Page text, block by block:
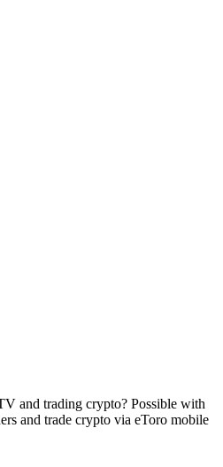
and trading crypto? Possible with
and trade crypto via eToro mobile